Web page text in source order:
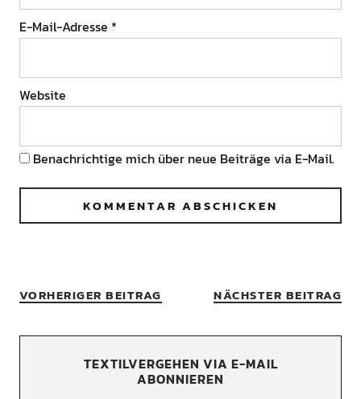
E-Mail-Adresse *
Website
Benachrichtige mich über neue Beiträge via E-Mail.
VORHERIGER BEITRAG NÄCHSTER BEITRAG
TEXTILVERGEHEN VIA E-MAIL
ABONNIEREN